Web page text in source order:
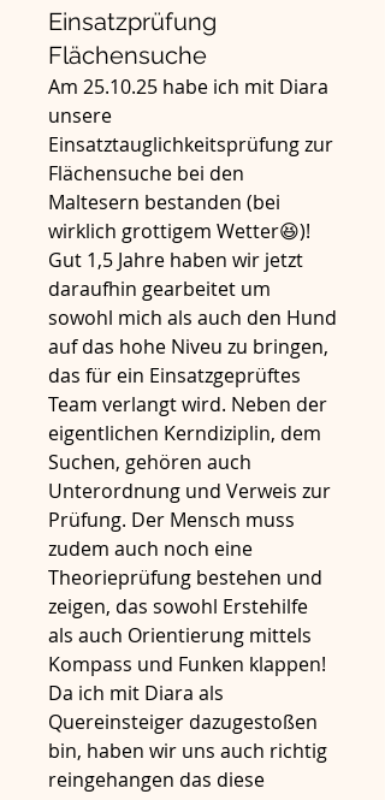
Einsatzprüfung
Flächensuche
Am 25.10.25 habe ich mit Diara
unsere
Einsatztauglichkeitsprüfung zur
Flächensuche bei den
Maltesern bestanden (bei
wirklich grottigem Wetter😆)!
Gut 1,5 Jahre haben wir jetzt
daraufhin gearbeitet um
sowohl mich als auch den Hund
auf das hohe Niveu zu bringen,
das für ein Einsatzgeprüftes
Team verlangt wird. Neben der
eigentlichen Kerndiziplin, dem
Suchen, gehören auch
Unterordnung und Verweis zur
Prüfung. Der Mensch muss
zudem auch noch eine
Theorieprüfung bestehen und
zeigen, das sowohl Erstehilfe
als auch Orientierung mittels
Kompass und Funken klappen!
Da ich mit Diara als
Quereinsteiger dazugestoßen
bin, haben wir uns auch richtig
reingehangen das diese